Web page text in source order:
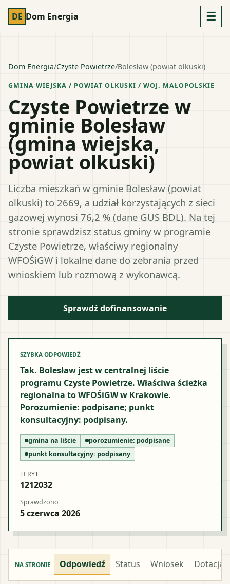
DE Dom Energia ☰
Dom Energia/Czyste Powietrze/Bolesław (powiat olkuski)
GMINA WIEJSKA / POWIAT OLKUSKI / WOJ. MAŁOPOLSKIE
Czyste Powietrze w
gminie Bolesław
(gmina wiejska,
powiat olkuski)
Liczba mieszkań w gminie Bolesław (powiat
olkuski) to 2669, a udział korzystających z sieci
gazowej wynosi 76,2 % (dane GUS BDL). Na tej
stronie sprawdzisz status gminy w programie
Czyste Powietrze, właściwy regionalny
WFOŚiGW i lokalne dane do zebrania przed
wnioskiem lub rozmową z wykonawcą.
Sprawdź dofinansowanie
SZYBKA ODPOWIEDŹ
Tak. Bolesław jest w centralnej liście
programu Czyste Powietrze. Właściwa ścieżka
regionalna to WFOŚiGW w Krakowie.
Porozumienie: podpisane; punkt
konsultacyjny: podpisany.
gmina na liście porozumienie: podpisane
punkt konsultacyjny: podpisany
TERYT
1212032
Sprawdzono
5 czerwca 2026
NA STRONIE Odpowiedź Status Wniosek Dotacja